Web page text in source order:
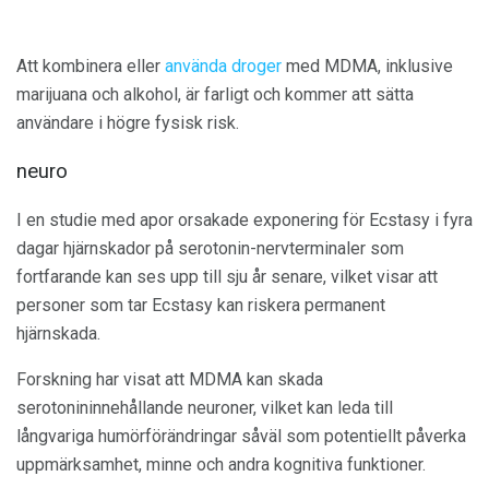
Att kombinera eller använda droger med MDMA, inklusive
marijuana och alkohol, är farligt och kommer att sätta
användare i högre fysisk risk.
neuro
I en studie med apor orsakade exponering för Ecstasy i fyra
dagar hjärnskador på serotonin-nervterminaler som
fortfarande kan ses upp till sju år senare, vilket visar att
personer som tar Ecstasy kan riskera permanent
hjärnskada.
Forskning har visat att MDMA kan skada
serotonininnehållande neuroner, vilket kan leda till
långvariga humörförändringar såväl som potentiellt påverka
uppmärksamhet, minne och andra kognitiva funktioner.